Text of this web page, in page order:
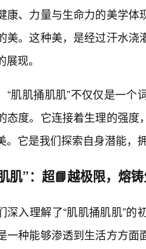
康、力量与生命力的美学
美。这种美，是经过汗水
现。
“肌肌捅肌肌”不仅仅是一
态度。它连接着生理的强
。它是我们探索自身潜能，
肌”：超📘越极限，熔
深入理解了“肌肌捅肌肌”
一种能够渗透到生活方方